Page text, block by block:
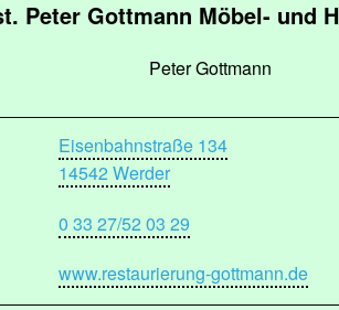
Peter Gottmann Möbel- und
Peter Gottmann
Eisenbahnstraße 134
14542 Werder
0 33 27/52 03 29
www.restaurierung-gottmann.de